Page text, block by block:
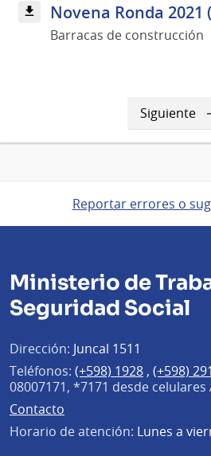
Novena Ronda 2021
Barracas de construcción
Siguiente
página
Siguiente
Reportar errores o
Ministerio de
Seguridad Social
Dirección: Juncal 1511
Teléfonos: (+598) 1928 , (+598)
08007171, *7171 desde celulares
Contacto
Horario de atención: Lunes a